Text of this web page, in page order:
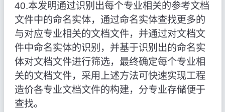
40.本发明通过识别出每个专业相关的参考文档
文件中的命名实体，通过命名实体查找更多的
与对应专业相关的文档文件，并通过对文档文
件中命名实体的识别，并基于识别出的命名实
体对文档文件进行筛选，最终确定每个专业相
关的文档文件，采用上述方法可快速实现工程
造价各专业文档文件的构建，分专业存储便于
查找。